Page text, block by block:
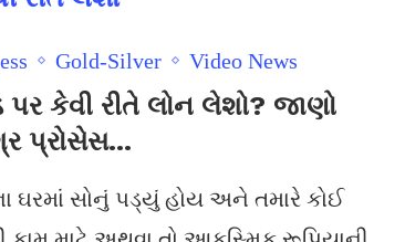
Gold-Silver Video News
પર કેવી રીતે લોન લેશો? જાણો
પ્રોસેસ…
ઘરમાં સોનું પડ્યું હોય અને તમારે કોઈ